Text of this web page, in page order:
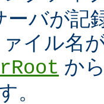
ーバが記
イル名
か
。